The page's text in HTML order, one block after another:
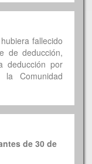
fallecido
de deducción,
deducción por
Comunidad
de 30 de